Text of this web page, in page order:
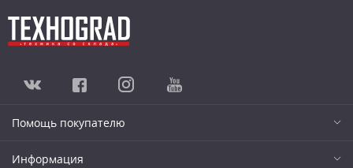
Помощь покупателю
Информация